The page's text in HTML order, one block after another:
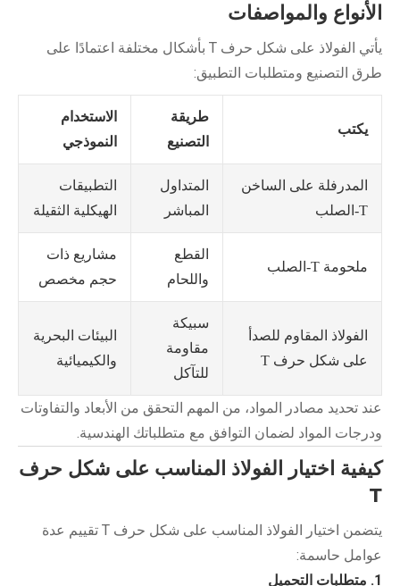
الأنواع والمواصفات
يأتي الفولاذ على شكل حرف T بأشكال مختلفة اعتمادًا على
طرق التصنيع ومتطلبات التطبيق:
يكتب
طريقة
التصنيع
الاستخدام
النموذجي
المدرفلة على الساخن
T-الصلب
المتداول
المباشر
التطبيقات
الهيكلية الثقيلة
ملحومة T-الصلب
القطع
واللحام
مشاريع ذات
حجم مخصص
الفولاذ المقاوم للصدأ
على شكل حرف T
سبيكة
مقاومة
للتآكل
البيئات البحرية
والكيميائية
عند تحديد مصادر المواد، من المهم التحقق من الأبعاد والتفاوتات
ودرجات المواد لضمان التوافق مع متطلباتك الهندسية.
كيفية اختيار الفولاذ المناسب على شكل حرف
T
يتضمن اختيار الفولاذ المناسب على شكل حرف T تقييم عدة
عوامل حاسمة:
1. متطلبات التحميل